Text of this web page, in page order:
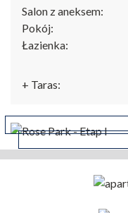
Salon z aneksem:
Pokój:
Łazienka:
+ Taras: